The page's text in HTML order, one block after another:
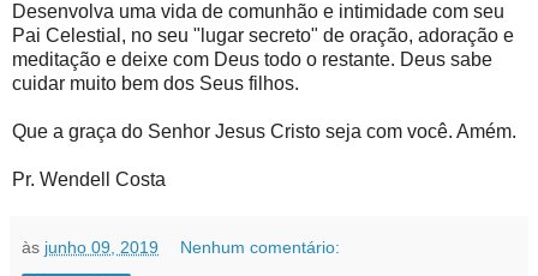
Desenvolva uma vida de comunhão e intimidade com seu
Pai Celestial, no seu "lugar secreto" de oração, adoração e
meditação e deixe com Deus todo o restante. Deus sabe
cuidar muito bem dos Seus filhos.
Que a graça do Senhor Jesus Cristo seja com você. Amém.
Pr. Wendell Costa
às junho 09, 2019 Nenhum comentário: